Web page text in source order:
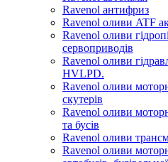
Ravenol антифриз
Ravenol оливи ATF
Ravenol оливи
сервоприводів
Ravenol оливи
HVLPD.
Ravenol оливи
скутерів
Ravenol оливи
та бусів
Ravenol оливи
Ravenol оливи